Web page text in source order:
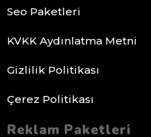
Seo Paketleri
KVKK Aydınlatma Metni
Gizlilik Politikası
Çerez Politikası
Reklam Paketleri